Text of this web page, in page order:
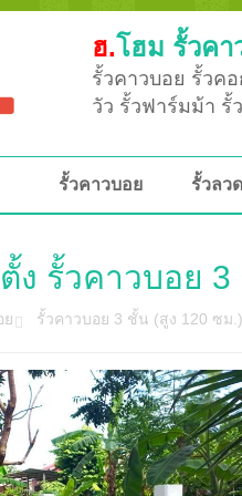
ฮ.โฮม รั้วคา
รั้วคาวบอย รั้วค
วัว รั้วฟาร์มม้า รั้
รั้วคาวบอย รั้วลว
ง รั้วคาวบอย
ย รั้วคาวบอย 3 ชั้น (สูง 120 ซม.)